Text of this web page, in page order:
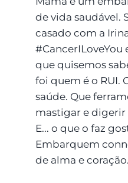
de vida saudável.
casado com a
#CancerILoveYou
que quisemos
foi quem é o RUI.
saúde. Que
mastigar e digerir
E... o que o faz
Embarquem
de alma e coração.